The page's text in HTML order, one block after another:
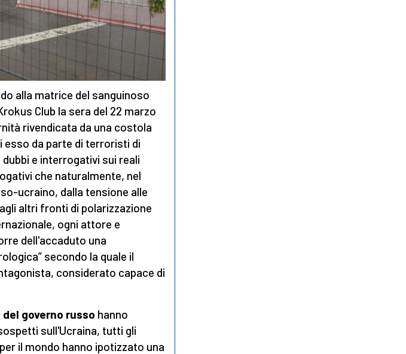
alla matrice del sanguinoso
Club la sera del 22 marzo
rivendicata da una costola
esso da parte di terroristi di
e interrogativi sui reali
che naturalmente, nel
ucraino, dalla tensione alle
altri fronti di polarizzazione
ogni attore e
dell'accaduto una
secondo la quale il
considerato capace di
governo russo hanno
sull'Ucraina, tutti gli
il mondo hanno ipotizzato una